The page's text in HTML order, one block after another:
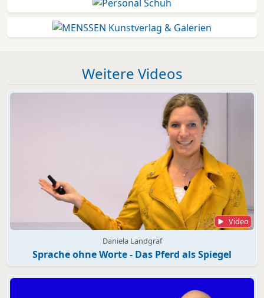
Weitere Videos
Video
Daniela Landgraf
Sprache ohne Worte - Das Pferd als Spiegel